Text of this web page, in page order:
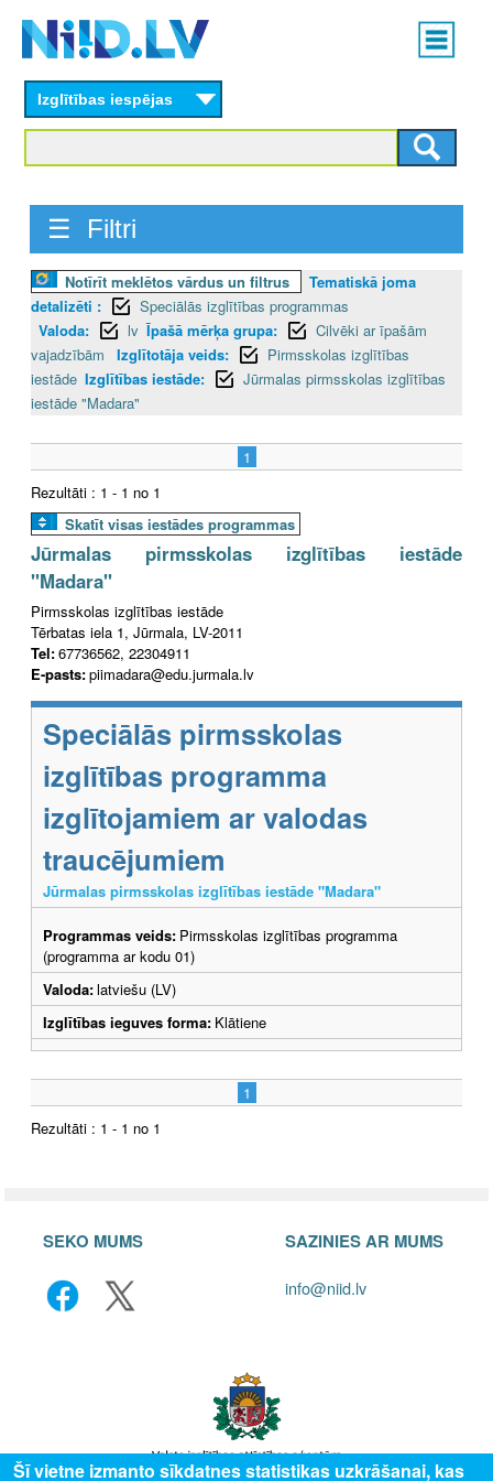
content
Main
menu
Izglītības iespējas
☰ Filtri
Notīrīt meklētos vārdus un filtrus
Tematiskā joma
detalizēti :
Speciālās izglītības programmas
Valoda:
lv Īpašā mērķa grupa:
Cilvēki ar īpašām
vajadzībām
Izglītotāja veids:
Pirmsskolas izglītības
iestāde Izglītības iestāde:
Jūrmalas pirmsskolas izglītības
iestāde "Madara"
1
Rezultāti : 1 - 1 no 1
Skatīt visas iestādes programmas
Jūrmalas pirmsskolas izglītības iestāde
"Madara"
Pirmsskolas izglītības iestāde
Tērbatas iela 1, Jūrmala, LV-2011
Tel:67736562, 22304911
E-pasts:piimadara@edu.jurmala.lv
Speciālās pirmsskolas
izglītības programma
izglītojamiem ar valodas
traucējumiem
Jūrmalas pirmsskolas izglītības iestāde "Madara"
Programmas veids: Pirmsskolas izglītības programma
(programma ar kodu 01)
Valoda:latviešu (LV)
Izglītības ieguves forma: Klātiene
1
Rezultāti : 1 - 1 no 1
SEKO MUMS SAZINIES AR MUMS
info@niid.lv
Šī vietne izmanto sīkdatnes statistikas uzkrāšanai, kas